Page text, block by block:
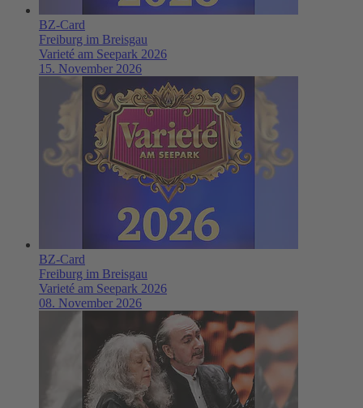
BZ-Card
Freiburg im Breisgau
Varieté am Seepark 2026
15. November 2026
BZ-Card
Freiburg im Breisgau
Varieté am Seepark 2026
08. November 2026